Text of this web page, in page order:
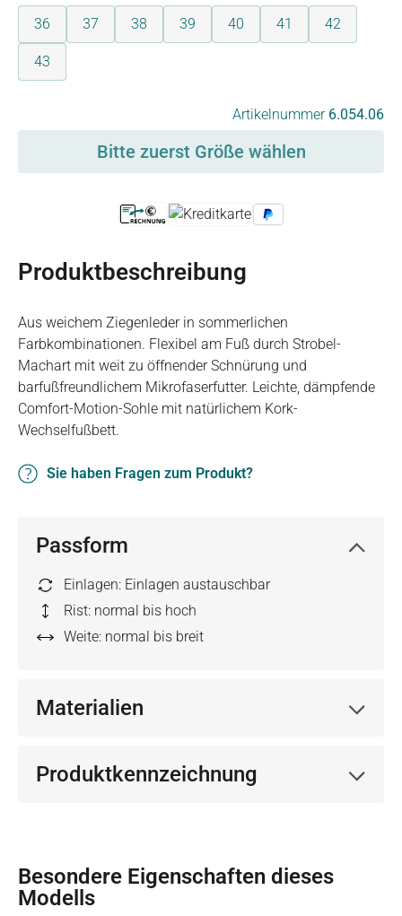
36 37 38 39 40 41 42
43
Artikelnummer 6.054.06
Bitte zuerst Größe wählen
Produktbeschreibung
Aus weichem Ziegenleder in sommerlichen
Farbkombinationen. Flexibel am Fuß durch Strobel-
Machart mit weit zu öffnender Schnürung und
barfußfreundlichem Mikrofaserfutter. Leichte, dämpfende
Comfort-Motion-Sohle mit natürlichem Kork-
Wechselfußbett.
Sie haben Fragen zum Produkt?
Passform
Einlagen: Einlagen austauschbar
Rist: normal bis hoch
Weite: normal bis breit
Materialien
Produktkennzeichnung
Besondere Eigenschaften dieses
Modells